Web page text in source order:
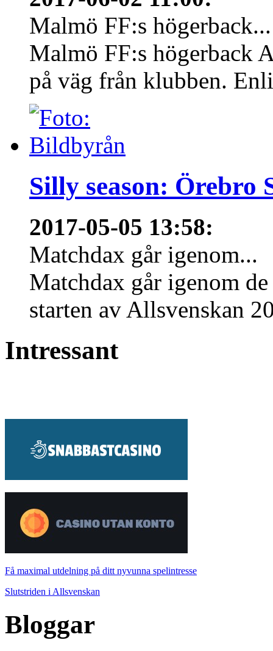
Malmö FF:s högerback...
Malmö FF:s högerback
på väg från klubben.
Silly season: Örebro
2017-05-05 13:58:
Matchdax går igenom...
Matchdax går igenom
starten av Allsvenskan
Intressant
Få maximal utdelning på ditt nyvunna spelintresse
Slutstriden i Allsvenskan
Bloggar